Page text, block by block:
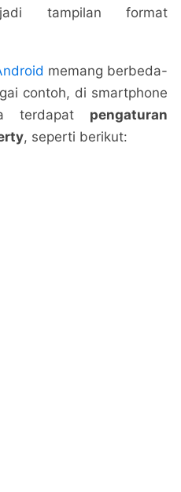
tampilan format
memang berbeda-
contoh, di smartphone
terdapat pengaturan
, seperti berikut: